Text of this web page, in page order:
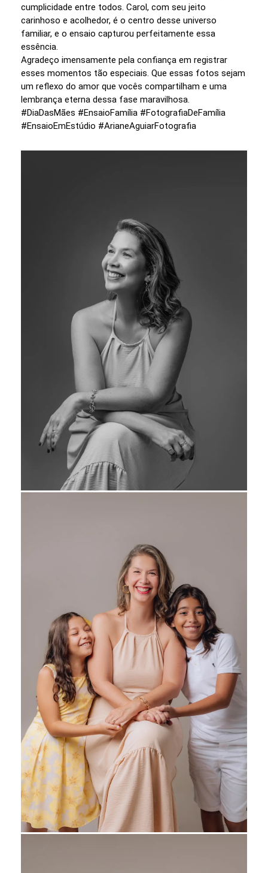
cumplicidade entre todos. Carol, com seu jeito
carinhoso e acolhedor, é o centro desse universo
familiar, e o ensaio capturou perfeitamente essa
essência.
Agradeço imensamente pela confiança em registrar
esses momentos tão especiais. Que essas fotos sejam
um reflexo do amor que vocês compartilham e uma
lembrança eterna dessa fase maravilhosa.
#DiaDasMães #EnsaioFamília #FotografiaDeFamília
#EnsaioEmEstúdio #ArianeAguiarFotografia